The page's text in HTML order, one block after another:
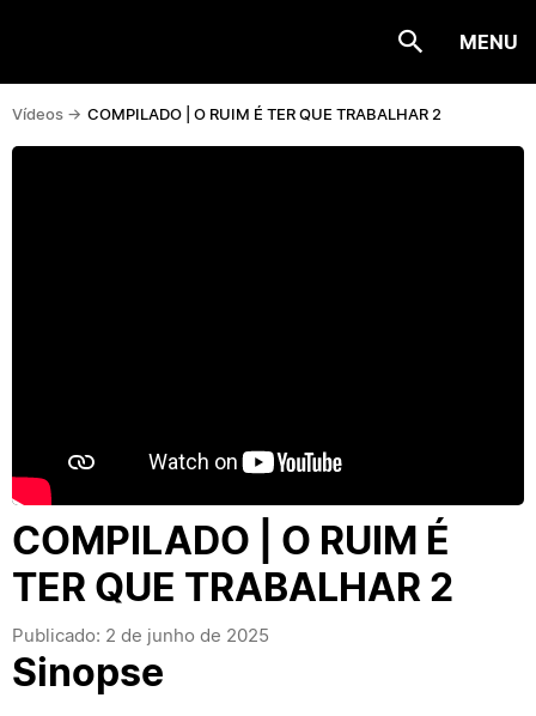
MENU
Vídeos -> COMPILADO | O RUIM É TER QUE TRABALHAR 2
COMPILADO | O RUIM É
TER QUE TRABALHAR 2
Publicado: 2 de junho de 2025
Sinopse